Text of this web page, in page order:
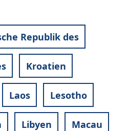
Republik des
Kroatien
Laos Lesotho
Libyen Macau